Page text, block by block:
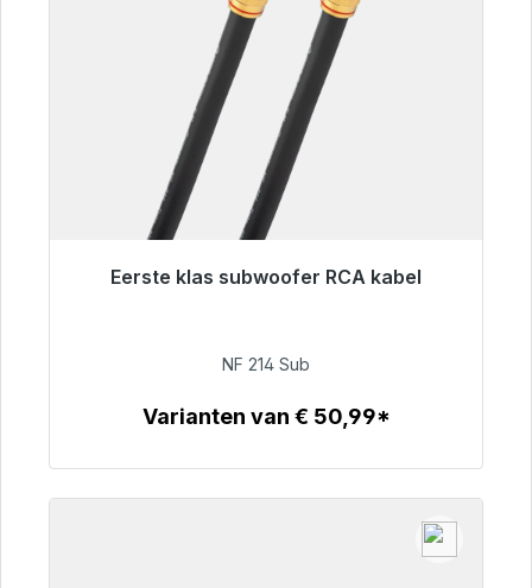
Eerste klas subwoofer RCA kabel
Klaar voor onmiddellijke verzending, levertijd
€ 94,00
NF 214 Sub
Varianten van € 50,99*